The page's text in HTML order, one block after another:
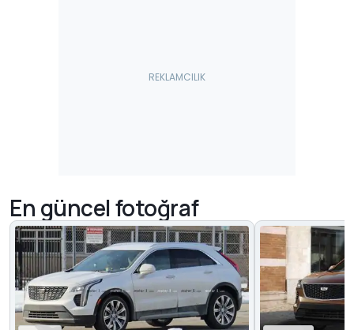
En güncel fotoğraf